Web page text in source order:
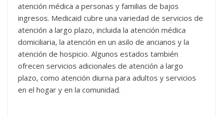
atención médica a personas y familias de bajos
ingresos. Medicaid cubre una variedad de servicios de
atención a largo plazo, incluida la atención médica
domiciliaria, la atención en un asilo de ancianos y la
atención de hospicio. Algunos estados también
ofrecen servicios adicionales de atención a largo
plazo, como atención diurna para adultos y servicios
en el hogar y en la comunidad.